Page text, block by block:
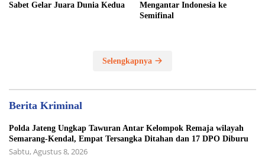
Sabet Gelar Juara Dunia Kedua
Mengantar Indonesia ke
Semifinal
Selengkapnya
Berita Kriminal
Polda Jateng Ungkap Tawuran Antar Kelompok Remaja wilayah
Semarang-Kendal, Empat Tersangka Ditahan dan 17 DPO Diburu
Sabtu, Agustus 8, 2026